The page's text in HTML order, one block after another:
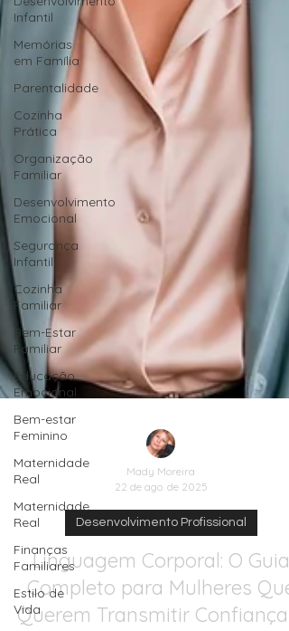
Infantil
Memórias
em Família
Parentalidade
Cozinha
Prática
Organização
Familiar
Desenvolvimento
Emocional
Segurança
Infantil
Cozinha
Familiar
Bem-Estar
Familiar
Educação
Emocional
Bem-estar
Feminino
Maternidade
Real
Maternidade
Real
Finanças
Familiares
Estilo de
Vida
Mady Moreira
Desenvolvimento Profissional
Linguagem Corporal: O Guia